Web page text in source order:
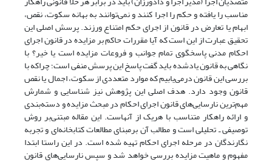
مناسب را یافته و حکم را اجرا کنند و نمی‌توانند به بهانه سکوت، نقص،
ابهام یا تعارض در قانون از اجرای حکم امتناع ورزند. پرسش اصلی این
تحقیق عبارت از این است که آیا مقررات حاکم بر مزایده در قانون اجرای
احکام مدنی پاسخگوی تمام جوانب و فروعات مزایده است یا خیر؟ با
نگاهی به قانون یاد‌شده باید گفت پاسخ این پرسش منفی است؛ چراکه با
بررسی این قانون درمی‌یابیم که موارد متعددی از سکوت، اجمال یا نقص
قانون وجود دارد. هدف اصلی این پژوهش نیز شناسایی و شمارش
مهم‌ترین نارسایی‌های قانون اجرای احکام در مبحث مزایده و دسته‌بندی
و ارائه راهکار متناسب با هر‌یک از آنهاست. این مقاله مبتنی‌بر روش
توصیفی ـ تحلیلی است و مطالب آن بر‌مبنای مطالعات کتابخانه‌ای و تجربه
نگارندگان در مرحله اجرای احکام تهیه شده‌ است. در این راستا ابتدا
مفهوم و ماهیت مزایده بررسی خواهد شد و سپس نارسایی‌های قانون